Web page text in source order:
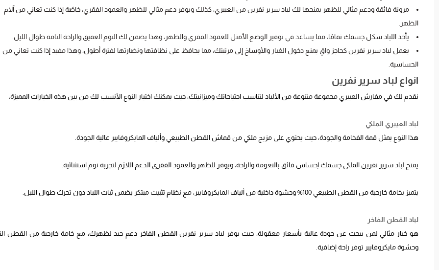
مرونة فائقة ودعم مثالي للظهر يمنحها لك لباد سرير نفرين من العييري، كذلك ويوفر دعم مثالي للظهر والعمود الفقري، خاصًة إذا كنت تعاني من آلام
الظهر.
يأخذ اللباد شكل جسمك تمامًا، مما يساعد في توفير الوضع الأمثل للعمود الفقري والظهر، وهذا يضمن لك النوم العميق والراحة التامة طوال الليل.
يعمل لباد سرير نفرين كحاجز واقٍ يمنع دخول الغبار والأوساخ إلى مرتبتك، مما يحافظ على نظافتها ونضارتها لفترة أطول، وهذا مفيد إذا كنت تعاني من
الحساسية.
انواع لباد سرير نفرين
نقدم لك في مفارش العييري مجموعة متنوعة من الألباد لتناسب احتياجاتك وميزانيتك، حيث يمكنك اختيار النوع الأنسب لك من بين هذه الخيارات المميزة:
لباد العييري الملكي
هذا النوع يمثل قمة الفخامة والجودة، حيث يحتوي على مزيج ملكي من قماش القطن الطبيعي وألياف المايكروفايبر عالية الجودة.
يمنح لباد سرير نفرين الملكي جسمك إحساس فائق بالنعومة والراحة، ويوفر للظهر والعمود الفقري الدعم اللازم لتجربة نوم استثنائية.
يتميز بخامة خارجية من القطن الطبيعي 100% وحشوة داخلية من ألياف المايكروفايبر، مع نظام تثبيت مبتكر يضمن ثبات اللباد دون تحرك طوال الليل.
لباد القطن الفاخر
هو خيار مثالي لمن يبحث عن جودة عالية بأسعار معقولة، حيث يوفر لباد سرير نفرين القطن الفاخر دعم جيد لظهرك، مع خامة خارجية من القطن
وحشوة مايكروفايبر توفر راحة إضافية.